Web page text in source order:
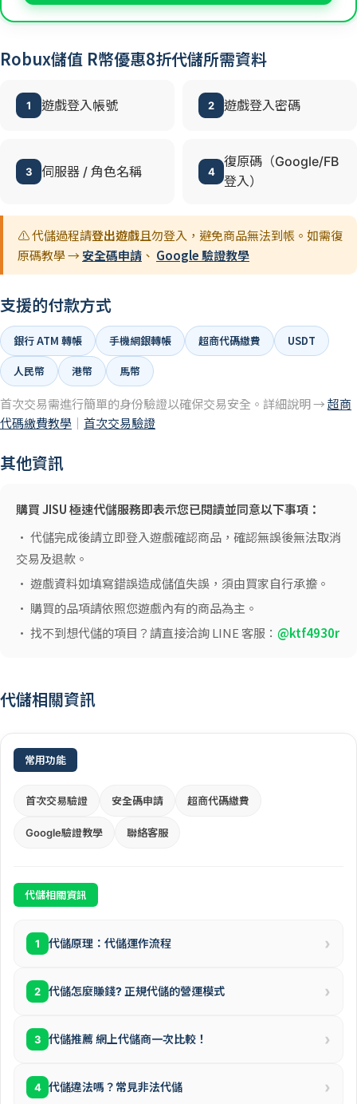
Robux儲值 R幣優惠8折代儲所需資料
1 遊戲登入帳號 2 遊戲登入密碼
3 伺服器 / 角色名稱 4
復原碼（Google/FB
登入）
⚠️ 代儲過程請登出遊戲且勿登入，避免商品無法到帳。如需復
原碼教學 →安全碼申請 、 Google 驗證教學
支援的付款方式
銀行 ATM 轉帳 手機網銀轉帳 超商代碼繳費
USDT
人民幣
港幣 馬幣
首次交易需進行簡單的身份驗證以確保交易安全。詳細說明 →超商
代碼繳費教學 ｜ 首次交易驗證
其他資訊
購買 JISU 極速代儲服務即表示您已閱讀並同意以下事項：
• 代儲完成後請立即登入遊戲確認商品，確認無誤後無法取消
交易及退款。
• 遊戲資料如填寫錯誤造成儲值失誤，須由買家自行承擔。
• 購買的品項請依照您遊戲內有的商品為主。
• 找不到想代儲的項目？請直接洽詢 LINE 客服： @ktf4930r
代儲相關資訊
常用功能
首次交易驗證 安全碼申請 超商代碼繳費
Google驗證教學 聯絡客服
代儲相關資訊
1 代儲原理：代儲運作流程 ›
2 代儲怎麼賺錢? 正規代儲的營運模式 ›
3 代儲推薦 網上代儲商一次比較！ ›
4 代儲違法嗎？常見非法代儲 ›